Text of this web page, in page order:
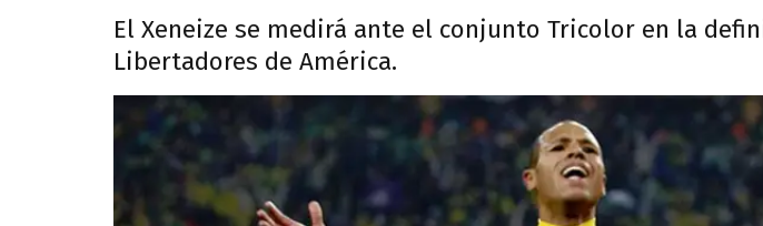
El Xeneize se medirá ante el conjunto Tricolor en la
Libertadores de América.